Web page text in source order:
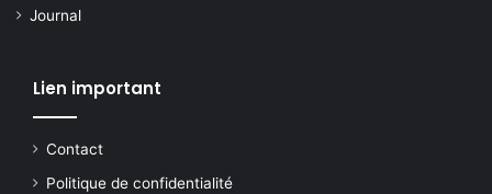
Journal
Lien important
Contact
Politique de confidentialité